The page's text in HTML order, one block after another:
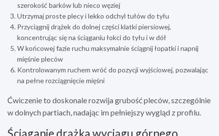
szerokość barków lub nieco węziej
Utrzymaj proste plecy i lekko odchyl tułów do tyłu
Przyciągnij drążek do dolnej części klatki piersiowej,
koncentrując się na ściąganiu łokci do tyłu i w dół
W końcowej fazie ruchu maksymalnie ściągnij łopatki i napnij
mięśnie pleców
Kontrolowanym ruchem wróć do pozycji wyjściowej, pozwalając
na pełne rozciągnięcie mięśni
Ćwiczenie to doskonale rozwija grubość pleców, szczególnie
w dolnych partiach, nadając im pełniejszy wygląd z profilu.
Ściąganie drążka wyciągu górnego